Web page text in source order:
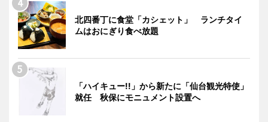
北四番丁に食堂「カシェット」 ランチタイ
ムはおにぎり食べ放題
「ハイキュー!!」から新たに「仙台観光特使」
就任 秋保にモニュメント設置へ